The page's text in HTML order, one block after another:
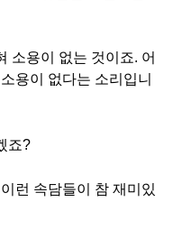
소용이 없는 것이죠. 어
용이 없다는 소리입니
죠?
런 속담들이 참 재미있